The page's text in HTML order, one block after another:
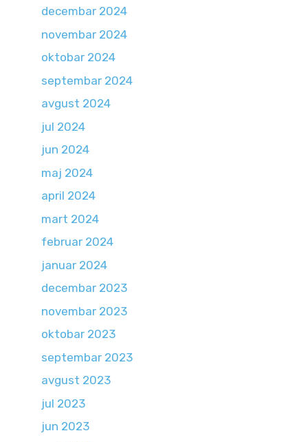
decembar 2024
novembar 2024
oktobar 2024
septembar 2024
avgust 2024
jul 2024
jun 2024
maj 2024
april 2024
mart 2024
februar 2024
januar 2024
decembar 2023
novembar 2023
oktobar 2023
septembar 2023
avgust 2023
jul 2023
jun 2023